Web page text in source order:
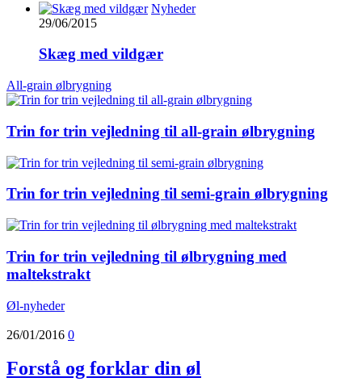
Nyheder
29/06/2015
Skæg med vildgær
All-grain ølbrygning
Trin for trin vejledning til all-grain ølbrygning
Trin for trin vejledning til semi-grain ølbrygning
Trin for trin vejledning til ølbrygning med
maltekstrakt
Øl-nyheder
26/01/2016 0
Forstå og forklar din øl